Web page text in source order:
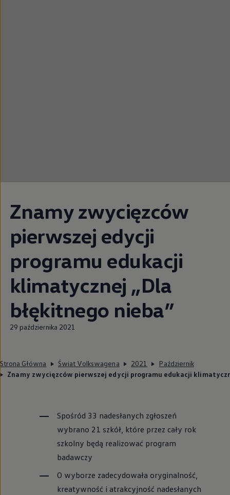
Znamy zwycięzców
pierwszej edycji
programu edukacji
klimatycznej „Dla
błękitnego nieba”
29 października 2021
Strona Główna Świat Volkswagena 2021
Październik
Znamy zwycięzców pierwszej edycji programu edukacji
Spośród 33 nadesłanych zgłoszeń
wybrano 21 szkół, które przez cały rok
szkolny będą realizować program
badawczy
O wyborze zadecydowała oryginalność,
kreatywność i atrakcyjność nadesłanych